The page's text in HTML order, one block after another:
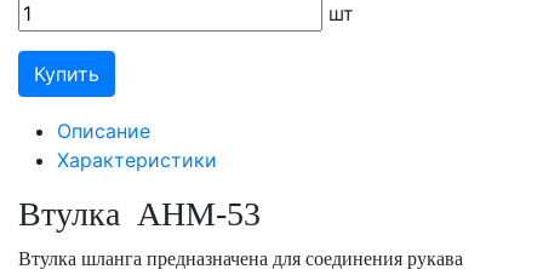
шт
Купить
Описание
Характеристики
Втулка АНМ-53
Втулка шланга предназначена для соединения рукава